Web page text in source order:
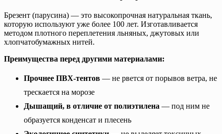
Брезент (парусина) — это высокопрочная натуральная ткань,
которую используют уже более 100 лет. Изготавливается
методом плотного переплетения льняных, джутовых или
хлопчатобумажных нитей.
Преимущества перед другими материалами:
Прочнее ПВХ-тентов — не рвется от порывов ветра, не
трескается на морозе
Дышащий, в отличие от полиэтилена — под ним не
образуется конденсат и плесень